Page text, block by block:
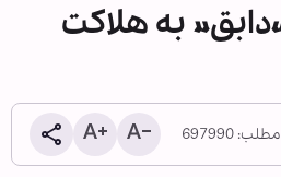
به هلاکت
697990